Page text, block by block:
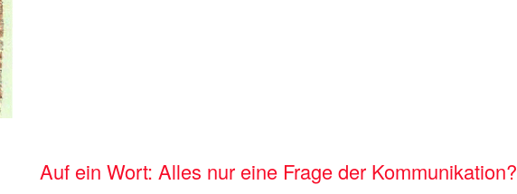
Auf ein Wort: Alles nur eine Frage der Kommunikation?